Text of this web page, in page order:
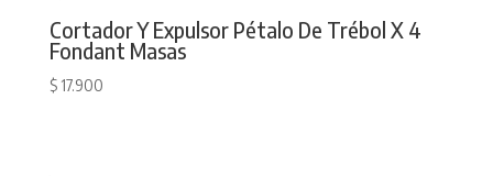
Cortador Y Expulsor Pétalo De Trébol X 4
Fondant Masas
$17.900